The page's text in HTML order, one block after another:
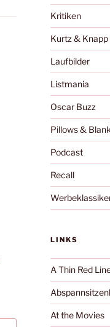
Kritiken
Kurtz & Knapp
Laufbilder
Listmania
Oscar Buzz
Pillows &
Podcast
Recall
LINKS
A Thin Red
At the Movies